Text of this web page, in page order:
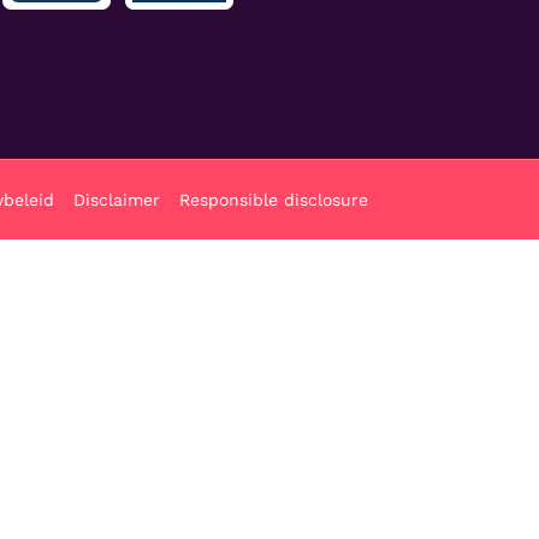
Disclaimer Responsible disclosure